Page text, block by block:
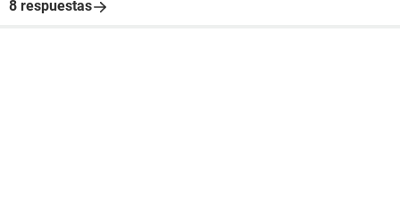
8 respuestas